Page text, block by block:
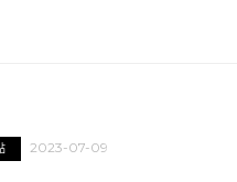
2023-07-09